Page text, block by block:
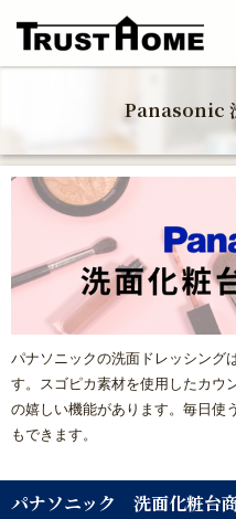
玄関リフォーム
水まわりリフォーム
戸建住宅リフォーム
マンションリフォーム
福岡リフォーム補助金情報｜
対応
Panasonic
パナソニックの洗面ドレッシング
す。スゴピカ素材を使用したカウ
の嬉しい機能があります。毎日使
もできます。
パナソニック 洗面化粧台